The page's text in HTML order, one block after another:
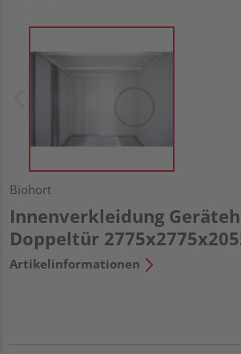
Biohort
Innenverkleidung
Doppeltür
Artikelinformationen